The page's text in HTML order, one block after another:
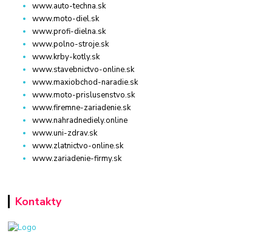
www.auto-techna.sk
www.moto-diel.sk
www.profi-dielna.sk
www.polno-stroje.sk
www.krby-kotly.sk
www.stavebnictvo-online.sk
www.maxiobchod-naradie.sk
www.moto-prislusenstvo.sk
www.firemne-zariadenie.sk
www.nahradnediely.online
www.uni-zdrav.sk
www.zlatnictvo-online.sk
www.zariadenie-firmy.sk
Kontakty